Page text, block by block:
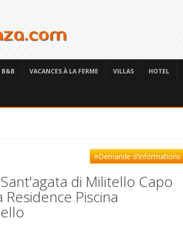
B&B VACANCES À LA FERME VILLAS HOTEL
Demande d'informations
di Militello Capo
Piscina